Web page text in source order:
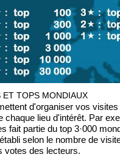
TOPS MONDIAUX
d'organiser vos
chaque lieu d'intérêt. Par
fait partie du top 3·000
selon le nombre de
votes des lecteurs.